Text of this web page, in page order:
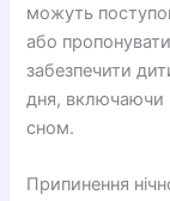
можуть
або
забезпечити
дня, включаючи
сном.
Припинення